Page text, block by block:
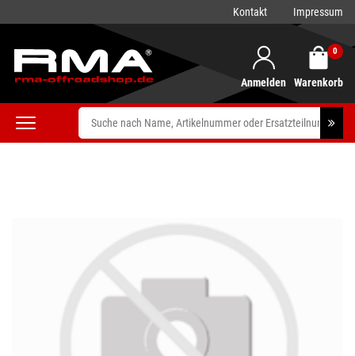
Kontakt Impressum
Anmelden
0
Warenkorb